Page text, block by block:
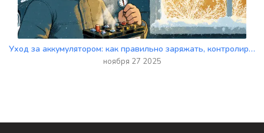
Уход за аккумулятором: как правильно заряжать, контролировать плотность электролита и хранить зимой
ноября 27 2025